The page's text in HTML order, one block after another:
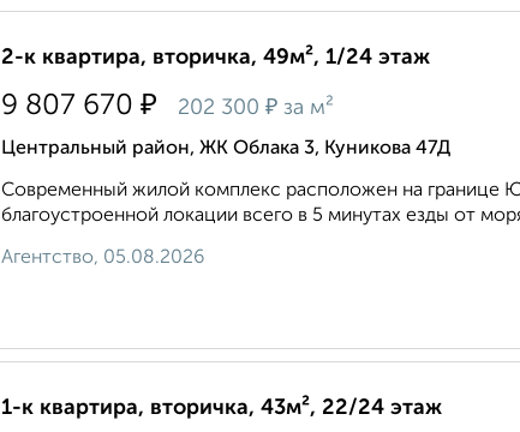
2-к квартира, вторичка, 49м², 1/24 этаж
9 807 670 ₽ 202 300 ₽ за м²
Центральный район, ЖК Облака 3, Куникова 47Д
Современный жилой комплекс расположен на границе
благоустроенной локации всего в 5 минутах езды от
Агентство, 05.08.2026
1-к квартира, вторичка, 43м², 22/24 этаж